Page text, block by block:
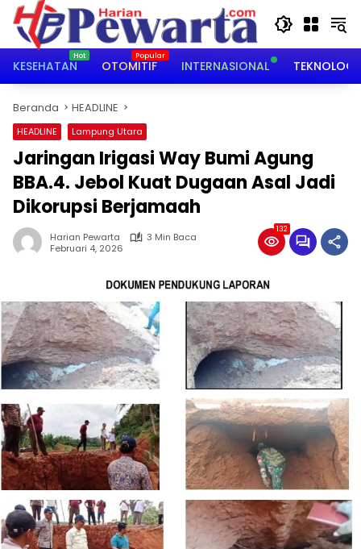
Langsung
konten
KESEHATAN
OTOMITIF INTERNASIONAL TEKNOLOGI
Beranda HEADLINE
HEADLINE Lampung Utara
Jaringan Irigasi Way Bumi Agung
BBA.4. Jebol Kuat Dugaan Asal Jadi
Dikorupsi Berjamaah
Harian Pewarta
3 Min Baca
Februari 4, 2026
132